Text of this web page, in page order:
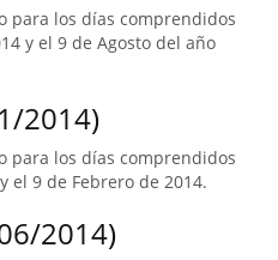
para los días comprendidos
y el 9 de Agosto del año
2014)
para los días comprendidos
el 9 de Febrero de 2014.
2014)